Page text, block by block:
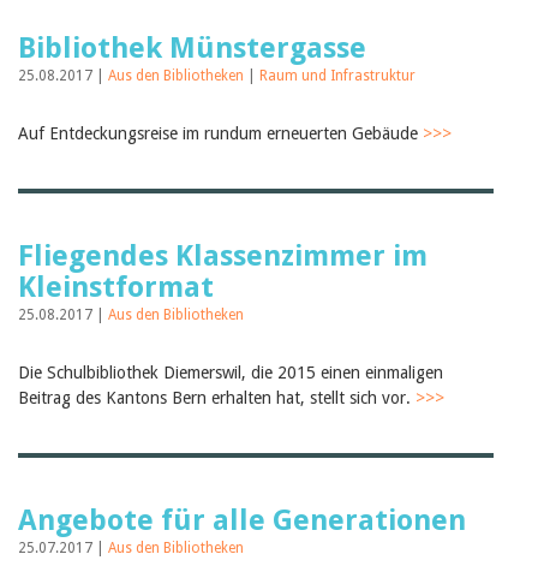
Bibliothek Münstergasse
25.08.2017 | Aus den Bibliotheken Raum und Infrastruktur
Auf Entdeckungsreise im rundum erneuerten Gebäude >>>
Fliegendes Klassenzimmer im
Kleinstformat
25.08.2017 | Aus den Bibliotheken
Die Schulbibliothek Diemerswil, die 2015 einen einmaligen
Beitrag des Kantons Bern erhalten hat, stellt sich vor. >>>
Angebote für alle Generationen
25.07.2017 | Aus den Bibliotheken